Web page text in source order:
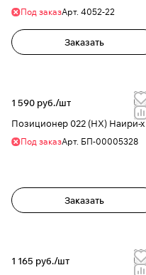
Под заказАрт. 4052-22
Заказать
1 590 руб./шт
Позиционер 022 (НХ) Наири-х
Под заказАрт. БП-00005328
Заказать
1 165 руб./шт